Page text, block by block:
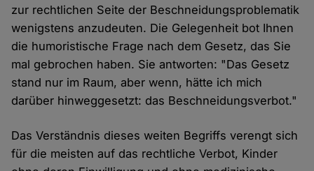
zur rechtlichen Seite der Beschneidungsproblematik
wenigstens anzudeuten. Die Gelegenheit bot Ihnen
die humoristische Frage nach dem Gesetz, das Sie
mal gebrochen haben. Sie antworten: "Das Gesetz
stand nur im Raum, aber wenn, hätte ich mich
darüber hinweggesetzt: das Beschneidungsverbot."
Das Verständnis dieses weiten Begriffs verengt sich
für die meisten auf das rechtliche Verbot, Kinder